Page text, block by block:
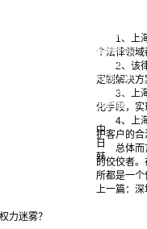
精英招揽
招聘职位
联系我们
联系方式
在线留言
营销窗口
中
日
韩
1、上
个法律领
2、该
定制解决
3、上
化手段，
4、上
护客户的合
总体而
的佼佼者
所都是一个
上一篇： 深
力迷雾？